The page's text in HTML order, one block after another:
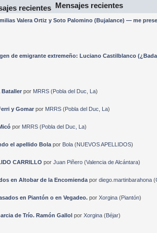
Mensajes recientes
Valera Ortiz y Soto Palomino (Bujalance) — me
de emigrante extremeño: Luciano Castilblanco
Batallerpor MRRS(Pobla del Duc, La)
y Gomarpor MRRS(Pobla del Duc, La)
por MRRS(Pobla del Duc, La)
el apellido Bolapor Bola(NUEVOS APELLIDOS)
CARRILLO por Juan Piñero(Valencia de Alcántara)
en Altobar de la Encomiendapor diego.martinbarahona(
en Piantón o en Vegadeo.por Xorgina(Piantón)
de Trío. Ramón Gallolpor Xorgina(Béjar)